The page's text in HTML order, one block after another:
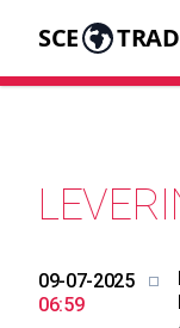
SCE
09-07-2025
06:59